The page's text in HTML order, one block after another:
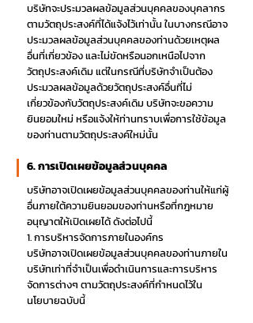
บริษัทจะประมวลผลข้อมูลส่วนบุคคลของบุคลากร
ตามวัตถุประสงค์ที่ได้แจ้งไว้เท่านั้น ในบางกรณีอาจ
ประมวลผลข้อมูลส่วนบุคคลของท่านด้วยเหตุผล
อื่นที่เกี่ยวข้อง และไม่ขัดหรือนอกเหนือไปจาก
วัตถุประสงค์เดิม แต่ในกรณีที่บริษัทจำเป็นต้อง
ประมวลผลข้อมูลด้วยวัตถุประสงค์อื่นที่ไม่
เกี่ยวข้องกับวัตถุประสงค์เดิม บริษัทจะขอความ
ยินยอมใหม่ หรือแจ้งให้ท่านทราบเพื่อการใช้ข้อมูล
ของท่านตามวัตถุประสงค์ใหม่นั้น
6. การเปิดเผยข้อมูลส่วนบุคคล
บริษัทอาจเปิดเผยข้อมูลส่วนบุคคลของท่านให้แก่ผู้
อื่นภายใต้ความยินยอมของท่านหรือที่กฎหมาย
อนุญาตให้เปิดเผยได้ ดังต่อไปนี้
1. การบริหารจัดการภายในองค์กร
บริษัทอาจเปิดเผยข้อมูลส่วนบุคคลของท่านภายใน
บริษัทเท่าที่จำเป็นเพื่อดำเนินการและการบริหาร
จัดการต่างๆ ตามวัตถุประสงค์ที่กำหนดไว้ใน
นโยบายฉบับนี้